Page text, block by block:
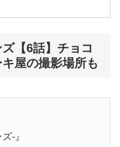
【6話】チョコ
屋の撮影場所も
-』